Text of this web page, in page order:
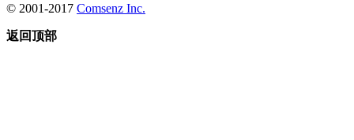
© 2001-2017 Comsenz Inc.
返回顶部